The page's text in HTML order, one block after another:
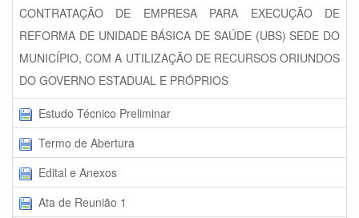
CONTRATAÇÃO DE EMPRESA PARA EXECUÇÃO DE
REFORMA DE UNIDADE BÁSICA DE SAÚDE (UBS) SEDE DO
MUNICÍPIO, COM A UTILIZAÇÃO DE RECURSOS ORIUNDOS
DO GOVERNO ESTADUAL E PRÓPRIOS
Estudo Técnico Preliminar
Termo de Abertura
Edital e Anexos
Ata de Reunião 1